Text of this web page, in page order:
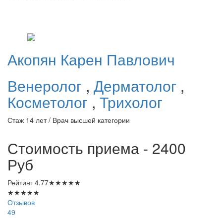
Акопян Карен Павлович
Венеролог , Дерматолог ,
Косметолог , Трихолог
Стаж 14 лет / Врач высшей категории
Стоимость приема - 2400
Руб
Рейтинг 4.77★★★★★
★★★★★
Отзывов
49